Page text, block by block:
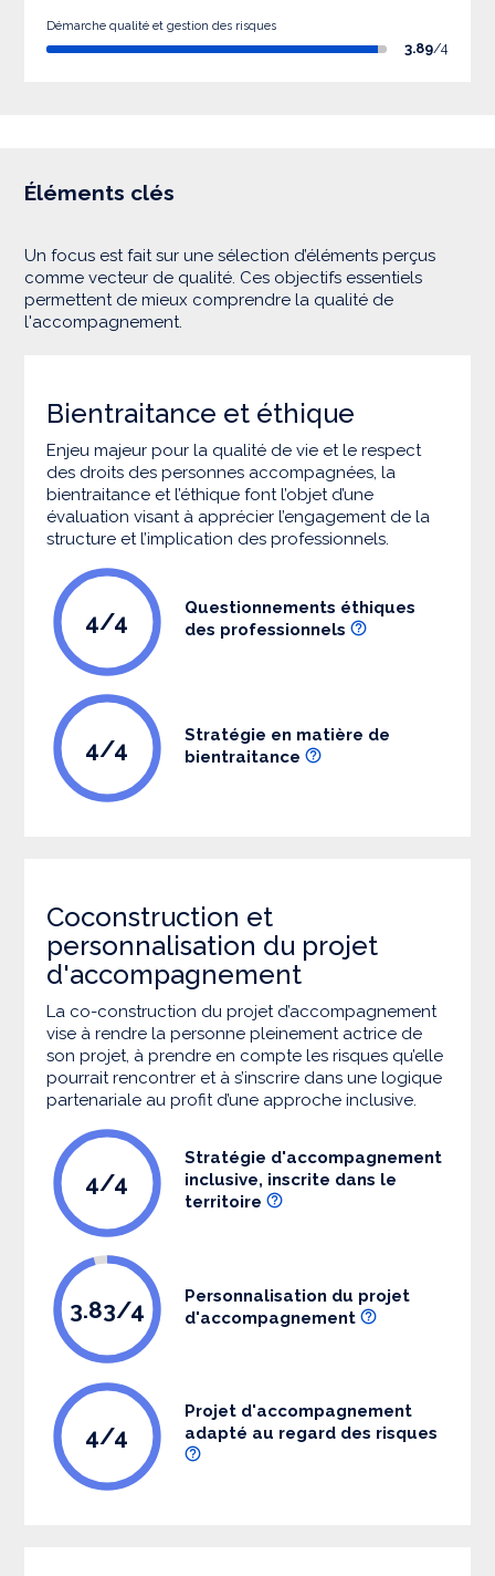
Démarche qualité et gestion des risques
3.89/4
Éléments clés
Un focus est fait sur une sélection d’éléments perçus
comme vecteur de qualité. Ces objectifs essentiels
permettent de mieux comprendre la qualité de
l'accompagnement.
Bientraitance et éthique
Enjeu majeur pour la qualité de vie et le respect
des droits des personnes accompagnées, la
bientraitance et l’éthique font l’objet d’une
évaluation visant à apprécier l’engagement de la
structure et l’implication des professionnels.
4/4
Questionnements éthiques
des professionnels
4/4
Stratégie en matière de
bientraitance
Coconstruction et
personnalisation du projet
d'accompagnement
La co-construction du projet d’accompagnement
vise à rendre la personne pleinement actrice de
son projet, à prendre en compte les risques qu’elle
pourrait rencontrer et à s’inscrire dans une logique
partenariale au profit d’une approche inclusive.
4/4
Stratégie d'accompagnement
inclusive, inscrite dans le
territoire
3.83/4
Personnalisation du projet
d'accompagnement
4/4
Projet d'accompagnement
adapté au regard des risques